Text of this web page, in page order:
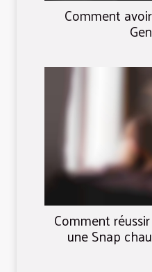
Comment
Comment
une Snap